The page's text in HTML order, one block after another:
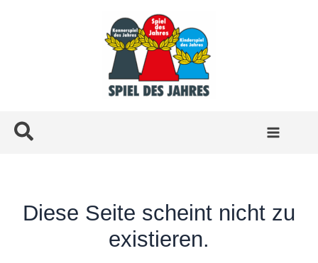
Suchen
Diese Seite scheint nicht zu
existieren.